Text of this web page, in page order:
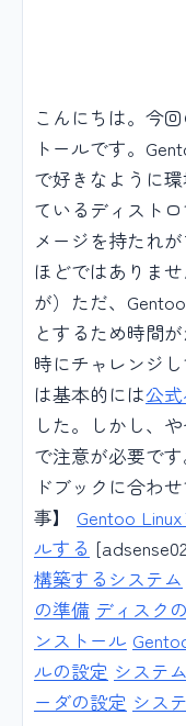
こんにちは。今
トールです。
で好きなように
ているディスト
メージを持たれ
ほどではありま
が）ただ、
とするため時間
時にチャレンジ
は基本的には公
した。しかし、
で注意が必要で
ドブックに合わ
事】 Gentoo
ルする
構築するシステム
の準備 ディスク
ンストール
ルの設定 システ
ーダの設定 シス